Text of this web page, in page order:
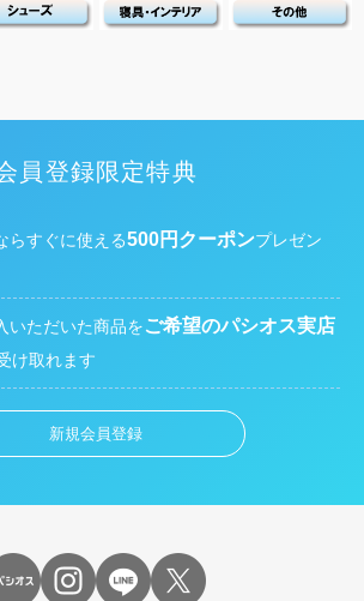
員登録限定特典
らすぐに使える500円クーポンプレゼン
いただいた商品をご希望のパシオス実店
け取れます
新規会員登録